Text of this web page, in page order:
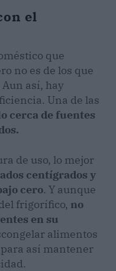
el
que
no es de los que
así, hay
Una de las
cerca de fuentes
de uso, lo mejor
centígrados y
cero. Y aunque
frigorífico, no
en su
alimentos
así mantener